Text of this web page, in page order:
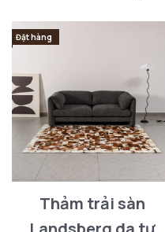
Đặt hàng
Thảm trải sàn